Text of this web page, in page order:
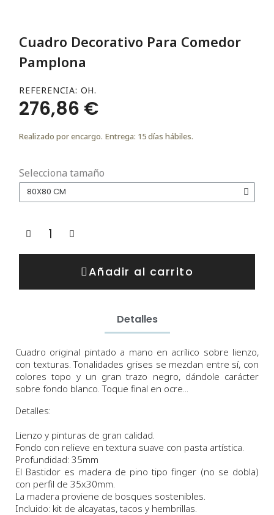
Cuadro Decorativo Para Comedor
Pamplona
REFERENCIA OH.
276,86 €
Realizado por encargo. Entrega: 15 días hábiles.
Selecciona tamaño
Añadir al carrito
Detalles
Cuadro original pintado a mano en acrílico sobre lienzo,
con texturas. Tonalidades grises se mezclan entre sí, con
colores topo y un gran trazo negro, dándole carácter
sobre fondo blanco. Toque final en ocre...
Detalles:
Lienzo y pinturas de gran calidad.
Fondo con relieve en textura suave con pasta artística.
Profundidad: 35mm
El Bastidor es madera de pino tipo finger (no se dobla)
con perfil de 35x30mm.
La madera proviene de bosques sostenibles.
Incluido: kit de alcayatas, tacos y hembrillas.